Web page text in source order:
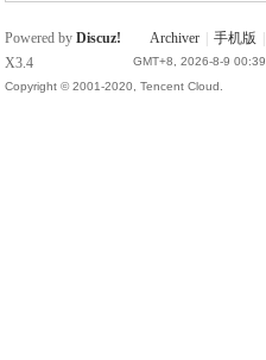
Archiver 手机版
GMT+8, 2026-8-9 00:39
Powered byDiscuz!
X3.4
Copyright © 2001-2020, Tencent Cloud.